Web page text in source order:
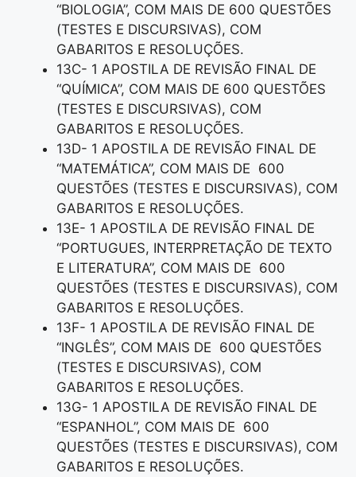
“BIOLOGIA”, COM MAIS DE 600 QUESTÕES
(TESTES E DISCURSIVAS), COM
GABARITOS E RESOLUÇÕES.
13C- 1 APOSTILA DE REVISÃO FINAL DE
“QUÍMICA”, COM MAIS DE 600 QUESTÕES
(TESTES E DISCURSIVAS), COM
GABARITOS E RESOLUÇÕES.
13D- 1 APOSTILA DE REVISÃO FINAL DE
“MATEMÁTICA”, COM MAIS DE 600
QUESTÕES (TESTES E DISCURSIVAS), COM
GABARITOS E RESOLUÇÕES.
13E- 1 APOSTILA DE REVISÃO FINAL DE
“PORTUGUES, INTERPRETAÇÃO DE TEXTO
E LITERATURA”, COM MAIS DE 600
QUESTÕES (TESTES E DISCURSIVAS), COM
GABARITOS E RESOLUÇÕES.
13F- 1 APOSTILA DE REVISÃO FINAL DE
“INGLÊS”, COM MAIS DE 600 QUESTÕES
(TESTES E DISCURSIVAS), COM
GABARITOS E RESOLUÇÕES.
13G- 1 APOSTILA DE REVISÃO FINAL DE
“ESPANHOL”, COM MAIS DE 600
QUESTÕES (TESTES E DISCURSIVAS), COM
GABARITOS E RESOLUÇÕES.